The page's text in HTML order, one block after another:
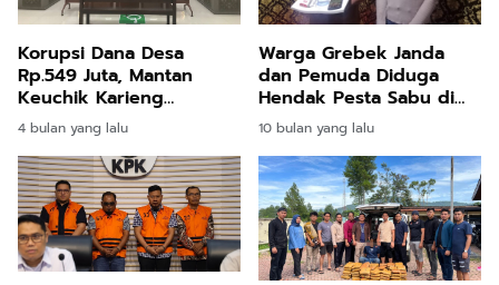
Korupsi Dana Desa
Rp.549 Juta, Mantan
Keuchik Karieng
Peudada Divonis 3,6
Tahun Penjara
4 bulan yang lalu
Warga Grebek Janda
dan Pemuda Diduga
Hendak Pesta Sabu di
Matangkuli
10 bulan yang lalu